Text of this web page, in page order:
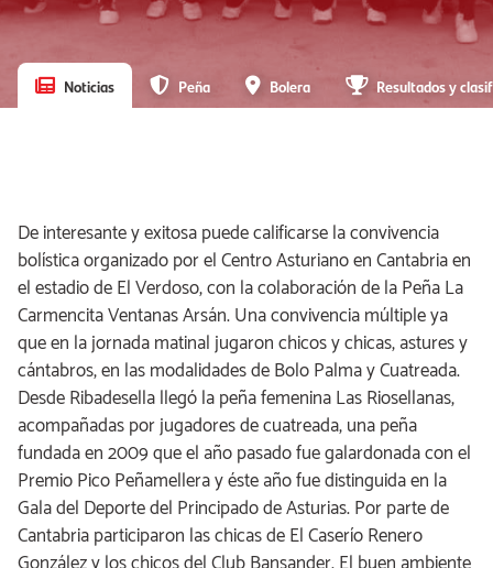
Noticias Peña Bolera Resultados y
De interesante y exitosa puede calificarse la convivencia
bolística organizado por el Centro Asturiano en Cantabria en
el estadio de El Verdoso, con la colaboración de la Peña La
Carmencita Ventanas Arsán. Una convivencia múltiple ya
que en la jornada matinal jugaron chicos y chicas, astures y
cántabros, en las modalidades de Bolo Palma y Cuatreada.
Desde Ribadesella llegó la peña femenina Las Riosellanas,
acompañadas por jugadores de cuatreada, una peña
fundada en 2009 que el año pasado fue galardonada con el
Premio Pico Peñamellera y éste año fue distinguida en la
Gala del Deporte del Principado de Asturias. Por parte de
Cantabria participaron las chicas de El Caserío Renero